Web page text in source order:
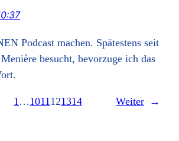
Podcast machen. Spätestens seit
besucht, bevorzuge ich das
1…1011121314 Weiter →